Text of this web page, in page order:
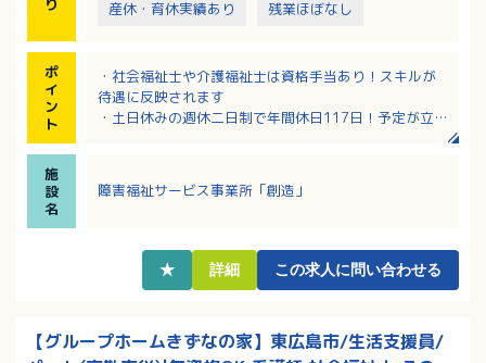
産休・育休実績あり 残業ほぼなし
ポ
イ
ン
ト
・社会福祉士や介護福祉士は資格手当あり！スキルが
待遇に反映されます
・土日休みの週休二日制で年間休日117日！予定が立て
・昇給実績あり！長く働くほど収入アップを目指せま
施
設
名
障害福祉サービス事業所「創造」
★ 詳細 この求人に問い合わせる
【グループホームきずなの家】東広島市/生活支援員/